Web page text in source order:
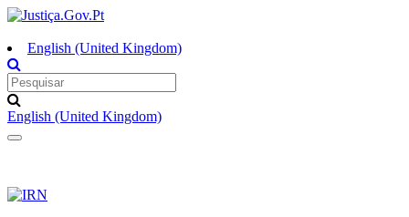
English (United Kingdom)
English (United Kingdom)
Toggle